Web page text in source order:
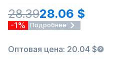
28.3928.06 $
-1% Подробнее
Оптовая цена: 20.04 $